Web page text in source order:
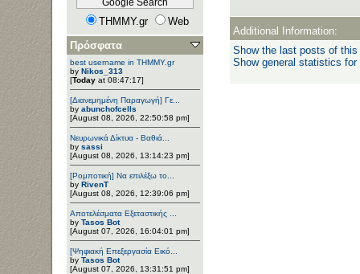
THMMY.gr
Web
Πρόσφατα
best username in THMMY.gr
by Nikos_313
[Today at 08:47:17]
[Διανεμημένη Παραγωγή] Γε...
by abunchofcells
[August 08, 2026, 22:50:58 pm]
Νευρωνικά Δίκτυα - Βαθιά...
by sassi
[August 08, 2026, 13:14:23 pm]
[Ρομποτική] Να επιλέξω το...
by RivenT
[August 08, 2026, 12:39:06 pm]
Αποτελέσματα Εξεταστικής ...
by Tasos Bot
[August 07, 2026, 16:04:01 pm]
[Ψηφιακή Επεξεργασία Εικό...
by Tasos Bot
[August 07, 2026, 13:31:51 pm]
Additional Information:
Show the last posts of this
Show general statistics for